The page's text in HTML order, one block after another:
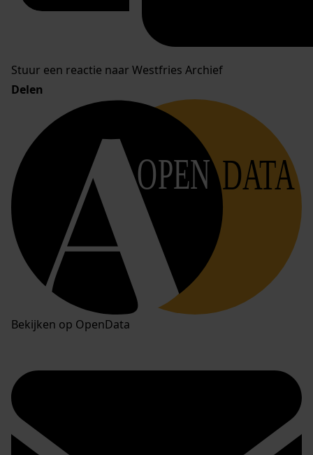
Stuur een reactie naar Westfries Archief
Delen
OPEN DATA
Bekijken op OpenData